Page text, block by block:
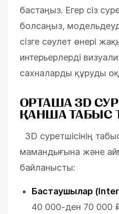
бастаңыз. Егер сіз
болсаңыз,
сізге сәулет өнері
интерьерлерді
сахналарды құруды
ОРТАША 3D
ҚАНША ТАБЫС
3D суретшісінің
мамандығына және
байланысты:
Бастаушылар
40 000-ден 70 000